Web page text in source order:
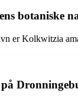
botaniske
er Kolkwitzia